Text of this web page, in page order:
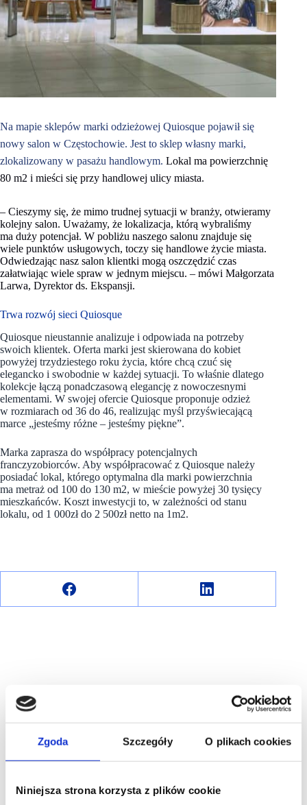
Zgoda Szczegóły O plikach cookies
Niniejsza strona korzysta z plików cookie
Na mapie sklepów marki odzieżowej Quiosque pojawił się
nowy salon w Częstochowie. Jest to sklep własny marki,
zlokalizowany w pasażu handlowym. Lokal ma powierzchnię
80 m2 i mieści się przy handlowej ulicy miasta.
– Cieszymy się, że mimo trudnej sytuacji w branży, otwieramy
kolejny salon. Uważamy, że lokalizacja, którą wybraliśmy
ma duży potencjał. W pobliżu naszego salonu znajduje się
wiele punktów usługowych, toczy się handlowe życie miasta.
Odwiedzając nasz salon klientki mogą oszczędzić czas
załatwiając wiele spraw w jednym miejscu. – mówi Małgorzata
Larwa, Dyrektor ds. Ekspansji.
Trwa rozwój sieci Quiosque
Quiosque nieustannie analizuje i odpowiada na potrzeby
swoich klientek. Oferta marki jest skierowana do kobiet
powyżej trzydziestego roku życia, które chcą czuć się
elegancko i swobodnie w każdej sytuacji. To właśnie dlatego
kolekcje łączą ponadczasową elegancję z nowoczesnymi
elementami. W swojej ofercie Quiosque proponuje odzież
w rozmiarach od 36 do 46, realizując myśl przyświecającą
marce „jesteśmy różne – jesteśmy piękne”.
Marka zaprasza do współpracy potencjalnych
franczyzobiorców. Aby współpracować z Quiosque należy
posiadać lokal, którego optymalna dla marki powierzchnia
ma metraż od 100 do 130 m2, w mieście powyżej 30 tysięcy
mieszkańców. Koszt inwestycji to, w zależności od stanu
lokalu, od 1 000zł do 2 500zł netto na 1m2.